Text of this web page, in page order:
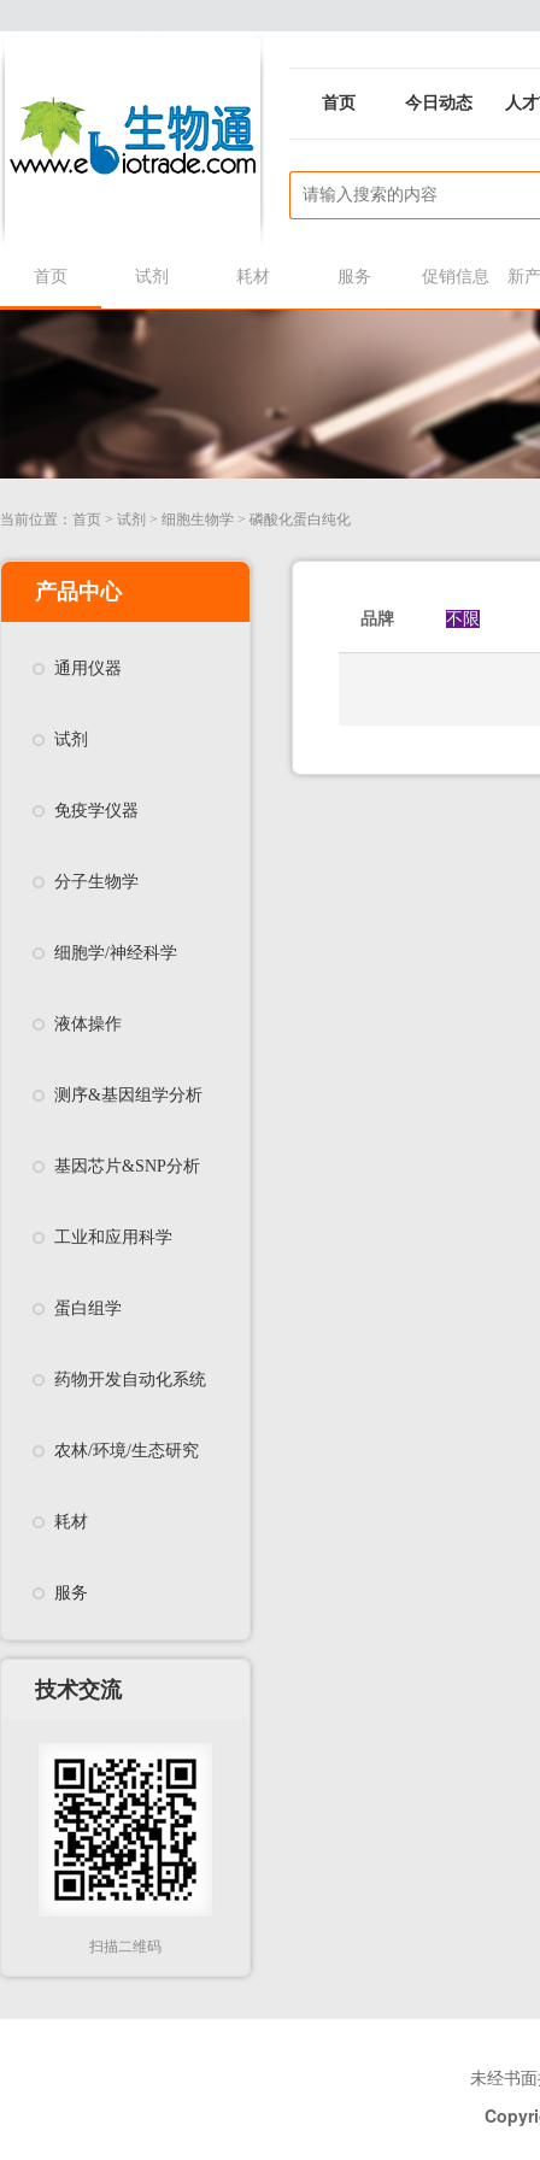
首页 今日动态 人
首页 试剂 耗材 服务 促销信息 新
当前位置： 首页 > 试剂 > 细胞生物学 > 磷酸化蛋白纯化
产品中心
通用仪器
试剂
免疫学仪器
分子生物学
细胞学/神经科学
液体操作
测序&基因组学分析
基因芯片&SNP分析
工业和应用科学
蛋白组学
药物开发自动化系统
农林/环境/生态研究
耗材
服务
技术交流
扫描二维码
品牌 不限
未经书